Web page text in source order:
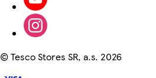
©Tesco Stores SR, a.s. 2026